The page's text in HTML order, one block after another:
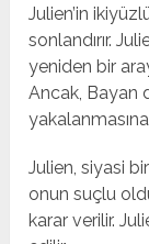
Julien’in
sonlandırır.
yeniden bir
Ancak, Bayan
Julien, siyasi
onun suçlu
karar verilir.